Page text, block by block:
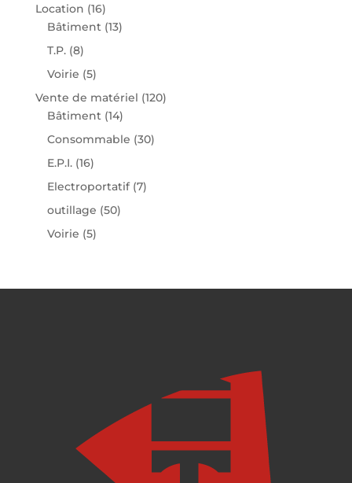
Location (16)
Bâtiment (13)
T.P. (8)
Voirie (5)
Vente de matériel (120)
Bâtiment (14)
Consommable (30)
E.P.I. (16)
Electroportatif (7)
outillage (50)
Voirie (5)